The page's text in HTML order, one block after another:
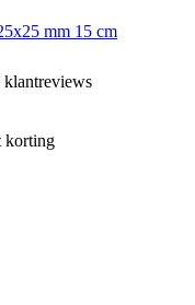
mm 15 cm
klantreviews
korting